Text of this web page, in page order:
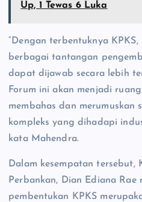
Up, 1 Tewas 6 Luka
“Dengan terbentuknya
berbagai tantangan
dapat dijawab secara lebih
Forum ini akan menjadi
membahas dan merumuskan
kompleks yang dihadapi
kata Mahendra.
Dalam kesempatan tersebut,
Perbankan, Dian Ediana Rae
pembentukan KPKS